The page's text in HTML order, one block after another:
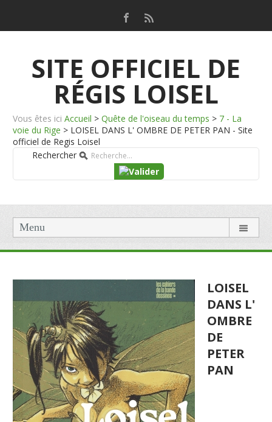
SITE OFFICIEL DE
RÉGIS LOISEL
Vous êtes ici Accueil > Quête de l'oiseau du temps > 7 - La
voie du Rige > LOISEL DANS L' OMBRE DE PETER PAN - Site
officiel de Regis Loisel
Rechercher
Menu
LOISEL
DANS L'
OMBRE
DE
PETER
PAN